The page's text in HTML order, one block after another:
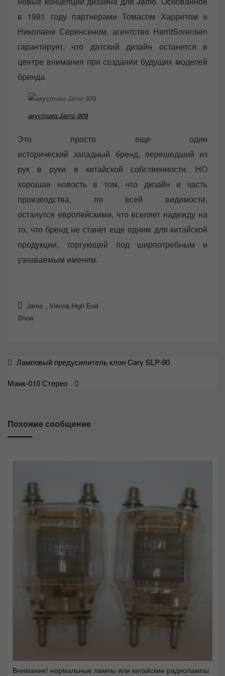
в 1991 году партнерами Томасом Харритом и
Николаем Сёренсеном, агентство HarritSorensen
гарантирует, что датский дизайн останется в
центре внимания при создании будущих моделей
бренда.
акустика Jamo 909
Это просто еще один
исторический западный бренд, перешедший из
рук в руки в китайской собственности. НО
хорошая новость в том, что дизайн и часть
производства, по всей видимости,
останутся европейскими, что вселяет надежду на
то, что бренд не станет еще одним для китайской
продукции, торгующей под ширпотребным и
узнаваемым именем.
Jamo , Vienna High End
Show
Навигация
записям
Ламповый предусилитель клон Cary SLP-90
Маяк-010 Стерео
Похожие сообщение
Внимание! нормальные лампы или китайские радиолампы